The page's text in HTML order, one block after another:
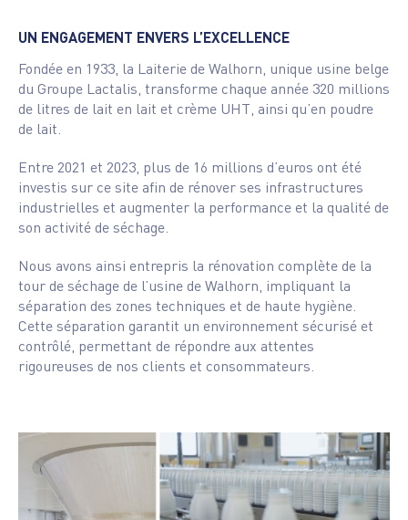
UN ENGAGEMENT ENVERS L’EXCELLENCE
Fondée en 1933, la Laiterie de Walhorn, unique usine belge
du Groupe Lactalis, transforme chaque année 320 millions
de litres de lait en lait et crème UHT, ainsi qu’en poudre
de lait.
Entre 2021 et 2023, plus de 16 millions d’euros ont été
investis sur ce site afin de rénover ses infrastructures
industrielles et augmenter la performance et la qualité de
son activité de séchage.
Nous avons ainsi entrepris la rénovation complète de la
tour de séchage de l’usine de Walhorn, impliquant la
séparation des zones techniques et de haute hygiène.
Cette séparation garantit un environnement sécurisé et
contrôlé, permettant de répondre aux attentes
rigoureuses de nos clients et consommateurs.